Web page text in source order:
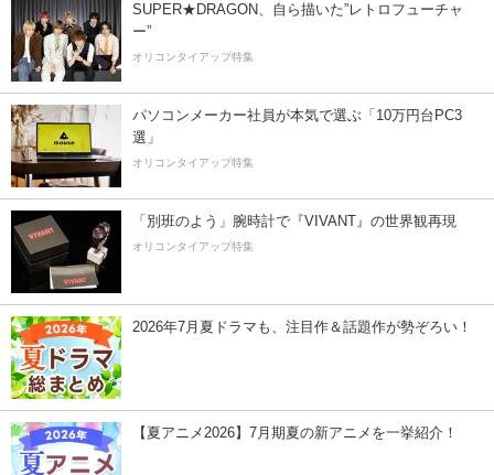
SUPER★DRAGON、自ら描いた”レトロフューチャ
ー”
オリコンタイアップ特集
パソコンメーカー社員が本気で選ぶ「10万円台PC3
選」
オリコンタイアップ特集
「別班のよう」腕時計で『VIVANT』の世界観再現
オリコンタイアップ特集
2026年7月夏ドラマも、注目作＆話題作が勢ぞろい！
【夏アニメ2026】7月期夏の新アニメを一挙紹介！